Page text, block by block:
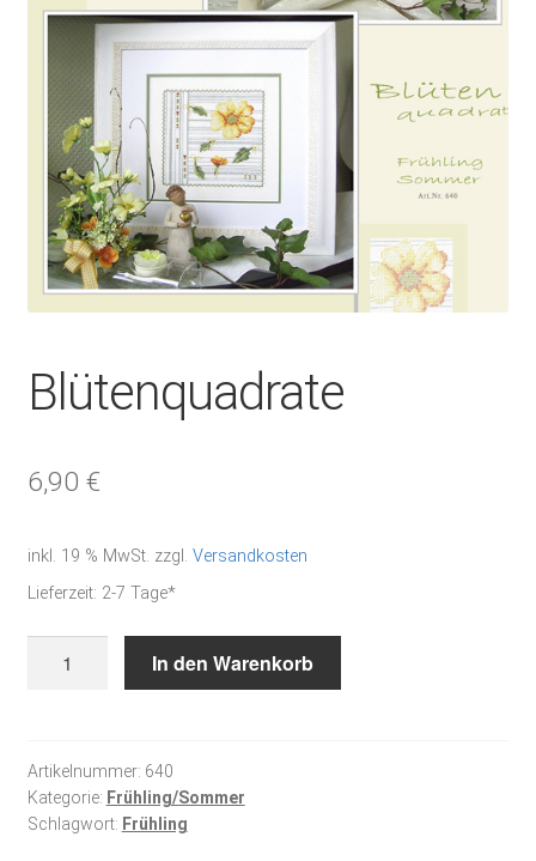
Blütenquadrate
6,90 €
inkl. 19 % MwSt. zzgl. Versandkosten
Lieferzeit: 2-7 Tage*
In den Warenkorb
Artikelnummer: 640
Kategorie: Frühling/Sommer
Schlagwort: Frühling